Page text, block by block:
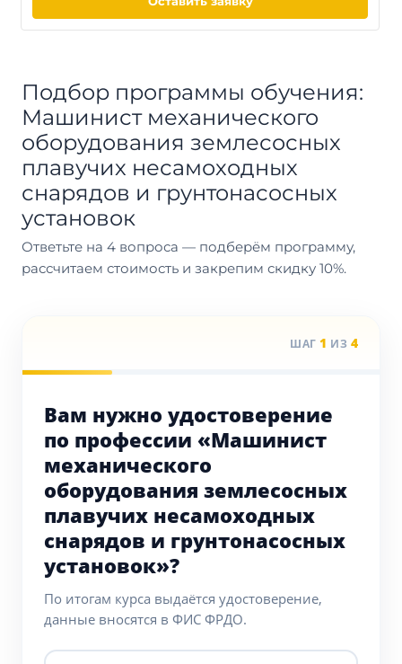
Подбор программы обучения:
Машинист механического
оборудования землесосных
плавучих несамоходных
снарядов и грунтонасосных
установок
Ответьте на 4 вопроса — подберём программу,
рассчитаем стоимость и закрепим скидку 10%.
ШАГ 1 ИЗ 4
Вам нужно удостоверение
по профессии «Машинист
механического
оборудования землесосных
плавучих несамоходных
снарядов и грунтонасосных
установок»?
По итогам курса выдаётся удостоверение,
данные вносятся в ФИС ФРДО.